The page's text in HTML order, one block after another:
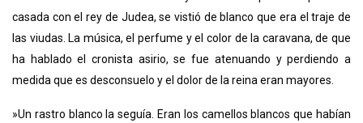
casada con el rey de Judea, se vistió de blanco que era el traje de
las viudas. La música, el perfume y el color de la caravana, de que
ha hablado el cronista asirio, se fue atenuando y perdiendo a
medida que es desconsuelo y el dolor de la reina eran mayores.
»Un rastro blanco la seguía. Eran los camellos blancos que habían